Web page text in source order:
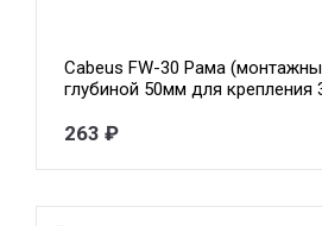
Cabeus FW-30 Рама
глубиной 50мм для крепления
263 ₽